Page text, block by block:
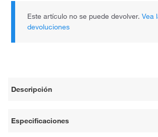
Este artículo no se puede devolver.Vea
devoluciones
Descripción
Especificaciones